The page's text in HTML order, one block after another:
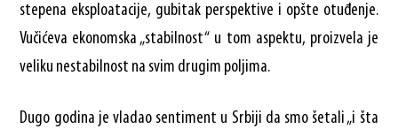
stepena eksploatacije, gubitak perspektive i opšte otuđenje.
Vučićeva ekonomska „stabilnost“ u tom aspektu, proizvela je
veliku nestabilnost na svim drugim poljima.
Dugo godina je vladao sentiment u Srbiji da smo šetali „i šta